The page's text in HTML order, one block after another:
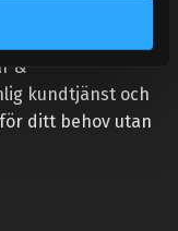
höjer du
&
kundtjänst och
ditt behov utan